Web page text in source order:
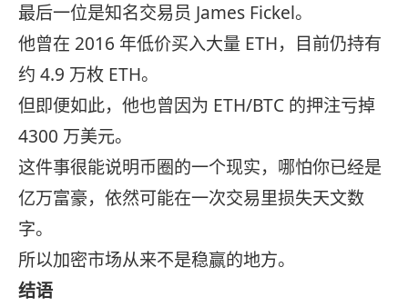
最后一位是知名交易员 James Fickel。
他曾在 2016 年低价买入大量 ETH，目前仍持有
约 4.9 万枚 ETH。
但即便如此，他也曾因为 ETH/BTC 的押注亏掉
4300 万美元。
这件事很能说明币圈的一个现实，哪怕你已经是
亿万富豪，依然可能在一次交易里损失天文数
字。
所以加密市场从来不是稳赢的地方。
结语